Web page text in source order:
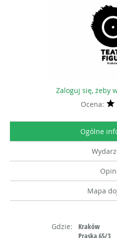
Zaloguj się, żeby
Ocena:
Ogólne
Mapa
Gdzie:
Kraków
Praska 65/3